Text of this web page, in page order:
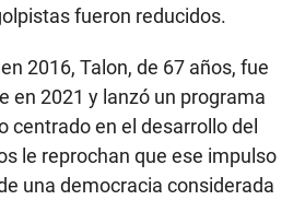
fueron reducidos.
2016, Talon, de 67 años, fue
en 2021 y lanzó un programa
centrado en el desarrollo del
le reprochan que ese impulso
una democracia considerada